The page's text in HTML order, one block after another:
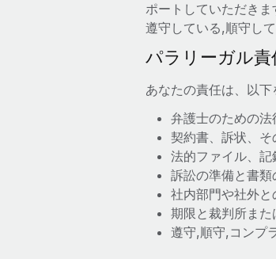
ポートしていただき
遵守している,順守し
パラリーガル責
あなたの責任は、以下
弁護士のための法
契約書、訴状、そ
法的ファイル、記
訴訟の準備と書類
社内部門や社外と
期限と裁判所また
遵守,順守,コンプ